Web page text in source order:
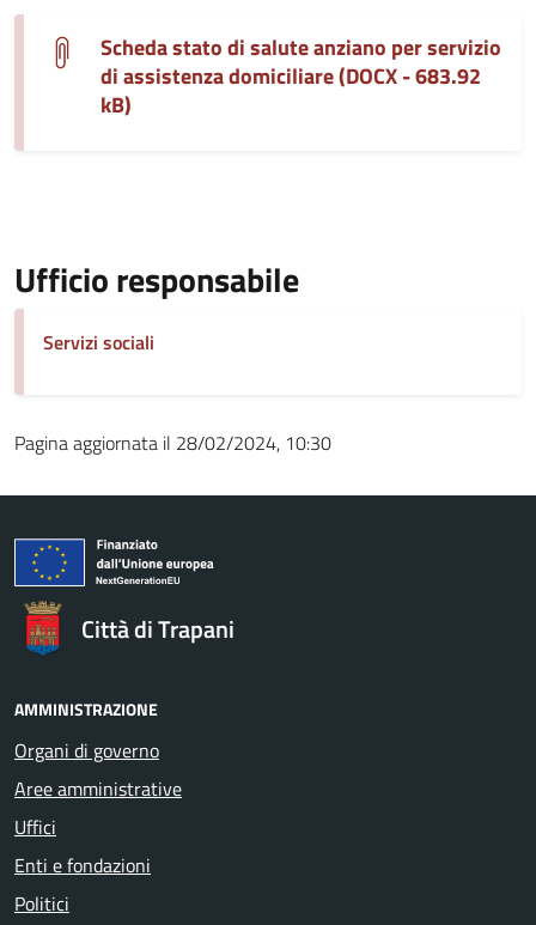
Scheda stato di salute anziano per servizio
di assistenza domiciliare (DOCX - 683.92
kB)
Ufficio responsabile
Servizi sociali
Pagina aggiornata il 28/02/2024, 10:30
Città di Trapani
AMMINISTRAZIONE
Organi di governo
Aree amministrative
Uffici
Enti e fondazioni
Politici